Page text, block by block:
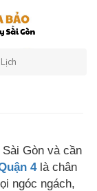
Gòn và cần
4là chân
ngóc ngách,